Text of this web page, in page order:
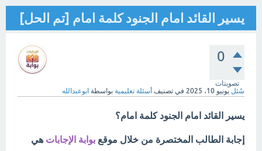
يسير القائد امام الجنود كلمة امام [تم الحل]
0
تصويتات
سُئل يونيو 10، 2025 في تصنيف أسئلة تعليمية بواسطة ابوعبدالله
يسير القائد امام الجنود كلمة امام؟
إجابة الطالب المختصرة من خلال موقع بوابة الإجابات هي